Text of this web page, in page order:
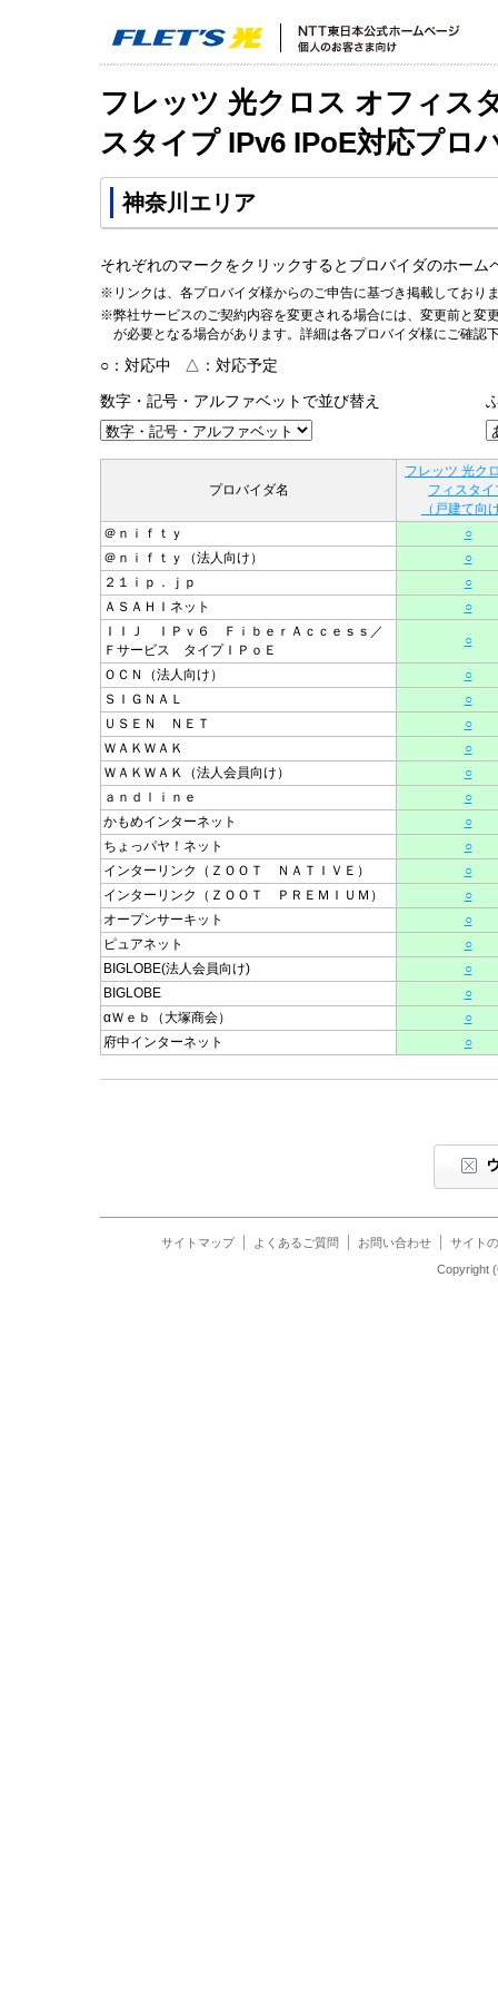
フレッツ 光クロス オフィス
スタイプ IPv6 IPoE対応プロ
神奈川エリア
それぞれのマークをクリックするとプロバイダのホーム
※リンクは、各プロバイダ様からのご申告に基づき掲載しており
※弊社サービスのご契約内容を変更される場合には、変更前と変
が必要となる場合があります。詳細は各プロバイダ様にご確認
○：対応中 △：対応予定
数字・記号・アルファベットで並び替え
プロバイダ名
フレッツ 光ク
フィスタイ
（戸建て向
＠ｎｉｆｔｙ
○
＠ｎｉｆｔｙ（法人向け）
○
２１ｉｐ．ｊｐ
○
ＡＳＡＨＩネット
○
ＩＩＪ ＩＰｖ６ ＦｉｂｅｒＡｃｃｅｓｓ／
Ｆサービス タイプＩＰｏＥ
○
ＯＣＮ（法人向け）
○
ＳＩＧＮＡＬ
○
ＵＳＥＮ ＮＥＴ
○
ＷＡＫＷＡＫ
○
ＷＡＫＷＡＫ（法人会員向け）
○
ａｎｄｌｉｎｅ
○
かもめインターネット
○
ちょっパヤ！ネット
○
インターリンク（ＺＯＯＴ ＮＡＴＩＶＥ）
○
インターリンク（ＺＯＯＴ ＰＲＥＭＩＵＭ）
○
オープンサーキット
○
ピュアネット
○
BIGLOBE(法人会員向け)
○
BIGLOBE
○
αＷｅｂ（大塚商会）
○
府中インターネット
○
サイトマップ よくあるご質問 お問い合わせ
サイト
Copyright